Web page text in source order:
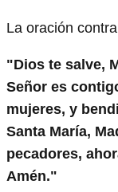
La oración
"Dios te salve,
Señor es
mujeres, y
Santa María,
pecadores,
Amén."